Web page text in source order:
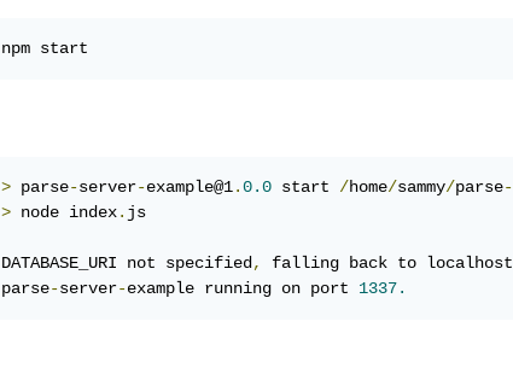
npm start
> parse-server-example@1.0.0 start /home/sammy/parse-
> node index. js
DATABASE_URI not specified, falling back to localhost
parse-server-example running on port 1337.